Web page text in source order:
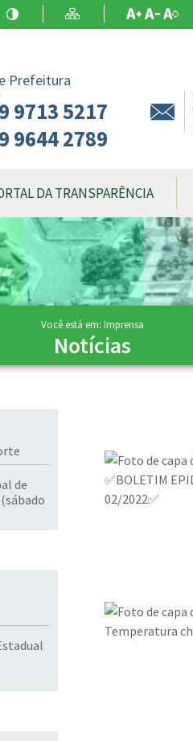
o Conteúdo
Alto ContrasteMapa do Site
Prefeitura
9 9713 5217
9 9644 2789
DA TRANSPARÊNCIA
Você está em: Imprensa
Notícias
de